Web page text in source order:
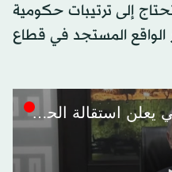
إلى ترتيبات حكومية
الواقع المستجد في قطاع